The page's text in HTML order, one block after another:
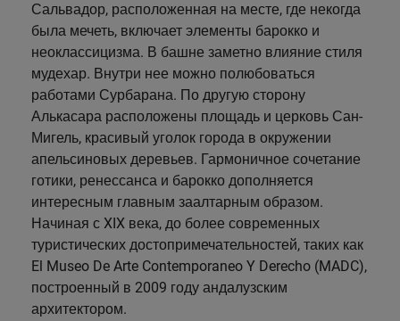
Сальвадор, расположенная на месте, где некогда
была мечеть, включает элементы барокко и
неоклассицизма. В башне заметно влияние стиля
мудехар. Внутри нее можно полюбоваться
работами Сурбарана. По другую сторону
Алькасара расположены площадь и церковь Сан-
Мигель, красивый уголок города в окружении
апельсиновых деревьев. Гармоничное сочетание
готики, ренессанса и барокко дополняется
интересным главным заалтарным образом.
Начиная с XIX века, до более современных
туристических достопримечательностей, таких как
El Museo De Arte Contemporaneo Y Derecho (MADC),
построенный в 2009 году андалузским
архитектором.